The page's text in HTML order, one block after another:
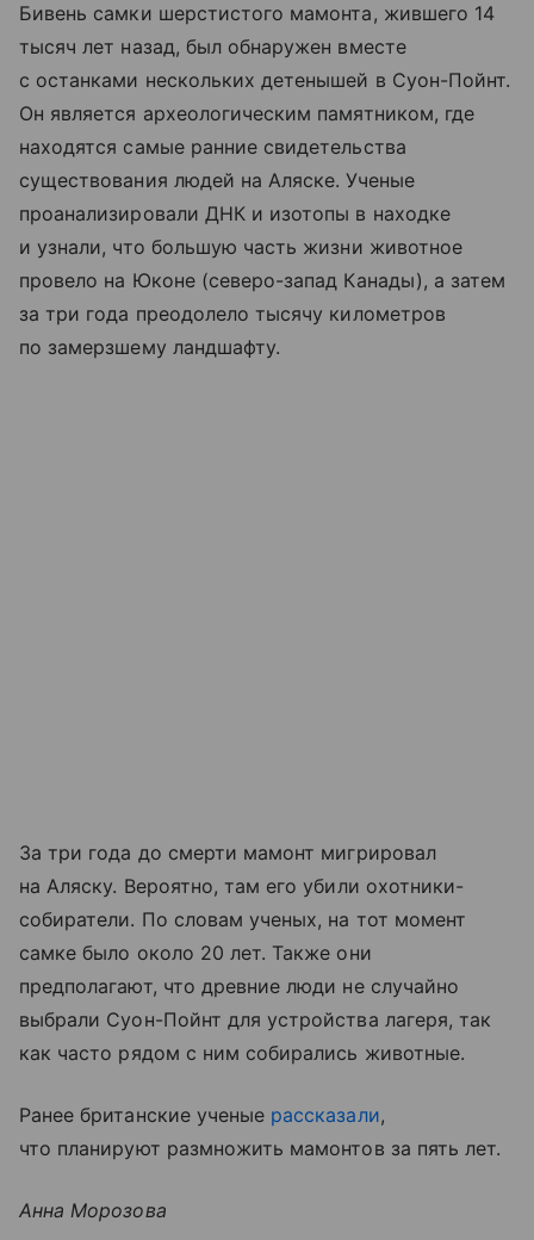
Бивень самки шерстистого мамонта, жившего 14
тысяч лет назад, был обнаружен вместе
с останками нескольких детенышей в Суон-Пойнт.
Он является археологическим памятником, где
находятся самые ранние свидетельства
существования людей на Аляске. Ученые
проанализировали ДНК и изотопы в находке
и узнали, что большую часть жизни животное
провело на Юконе (северо-запад Канады), а затем
за три года преодолело тысячу километров
по замерзшему ландшафту.
За три года до смерти мамонт мигрировал
на Аляску. Вероятно, там его убили охотники-
собиратели. По словам ученых, на тот момент
самке было около 20 лет. Также они
предполагают, что древние люди не случайно
выбрали Суон-Пойнт для устройства лагеря, так
как часто рядом с ним собирались животные.
Ранее британские ученые рассказали,
что планируют размножить мамонтов за пять лет.
Анна Морозова